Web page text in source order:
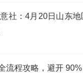
社：4月20日山东
流程攻略，避开